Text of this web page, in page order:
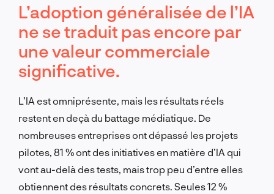
L’adoption généralisée de l’IA
ne se traduit pas encore par
une valeur commerciale
significative.
L’IA est omniprésente, mais les résultats réels
restent en deçà du battage médiatique. De
nombreuses entreprises ont dépassé les projets
pilotes, 81 % ont des initiatives en matière d’IA qui
vont au-delà des tests, mais trop peu d’entre elles
obtiennent des résultats concrets. Seules 12 %